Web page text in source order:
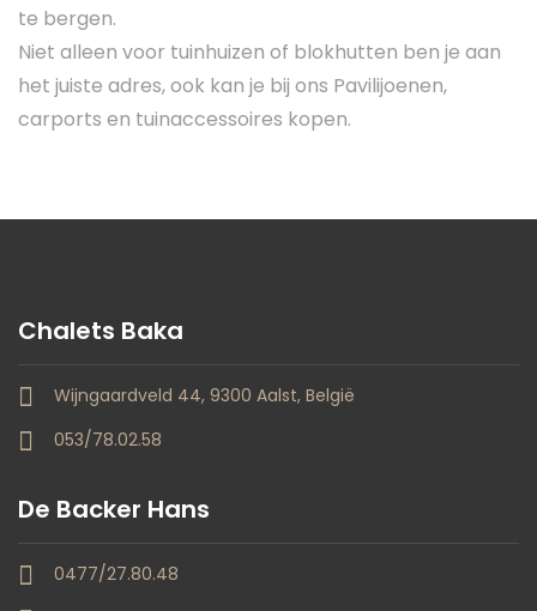
te bergen.
Niet alleen voor tuinhuizen of blokhutten ben je aan
het juiste adres, ook kan je bij ons Pavilijoenen,
carports en tuinaccessoires kopen.
Chalets Baka
Wijngaardveld 44, 9300 Aalst, België
053/78.02.58
De Backer Hans
0477/27.80.48